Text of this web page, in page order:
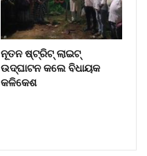
ନୂତନ ଷ୍ଟ୍ରିଟ୍ ଲାଇଟ୍‌
ଉଦ୍‌ଘାଟନ କଲେ ବିଧାୟକ
କଳିକେଶ